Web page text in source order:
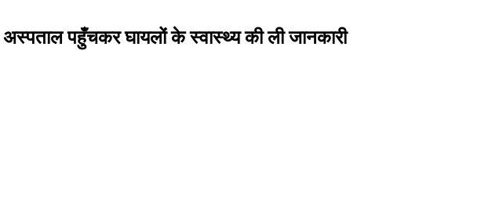
अस्पताल पहुँचकर घायलों के स्वास्थ्य की ली जानकारी